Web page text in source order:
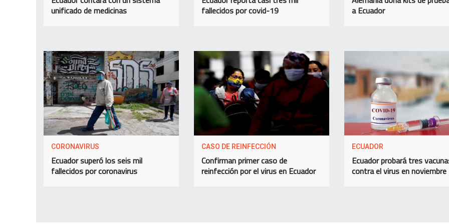
unificado de medicinas
fallecidos por covid-19
a Ecuador
CORONAVIRUS
Ecuador superó los seis mil
fallecidos por coronavirus
CASO DE REINFECCIÓN
Confirman primer caso de
reinfección por el virus en Ecuador
ECUADOR
Ecuador probará tres
contra el virus en noviembre